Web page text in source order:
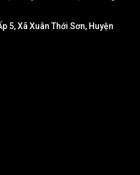
5, Xã Xuân Thới Sơn, Huyện